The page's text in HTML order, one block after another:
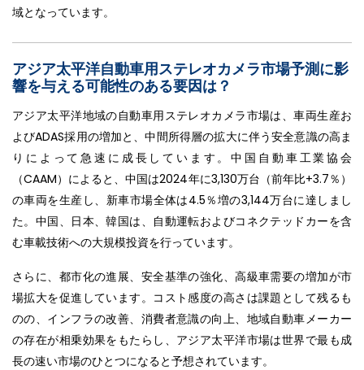
域となっています。
アジア太平洋自動車用ステレオカメラ市場予測に影
響を与える可能性のある要因は？
アジア太平洋地域の自動車用ステレオカメラ市場は、車両生産お
よびADAS採用の増加と、中間所得層の拡大に伴う安全意識の高ま
りによって急速に成長しています。中国自動車工業協会
（CAAM）によると、中国は2024年に3,130万台（前年比+3.7％）
の車両を生産し、新車市場全体は4.5％増の3,144万台に達しまし
た。中国、日本、韓国は、自動運転およびコネクテッドカーを含
む車載技術への大規模投資を行っています。
さらに、都市化の進展、安全基準の強化、高級車需要の増加が市
場拡大を促進しています。コスト感度の高さは課題として残るも
のの、インフラの改善、消費者意識の向上、地域自動車メーカー
の存在が相乗効果をもたらし、アジア太平洋市場は世界で最も成
長の速い市場のひとつになると予想されています。